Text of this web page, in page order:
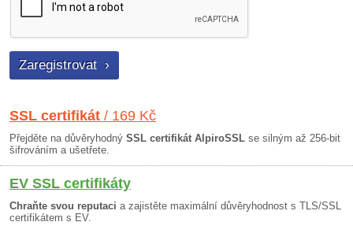
SSL certifikát / 169 Kč
Přejděte na důvěryhodný SSL certifikát AlpiroSSL se silným až 256-bit
šifrováním a ušetřete.
EV SSL certifikáty
Chraňte svou reputaci a zajistěte maximální důvěryhodnost s TLS/SSL
certifikátem s EV.